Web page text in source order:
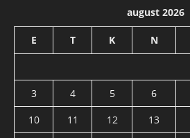
august 2026
E T K N
3
4 5 6
10
11 12 13